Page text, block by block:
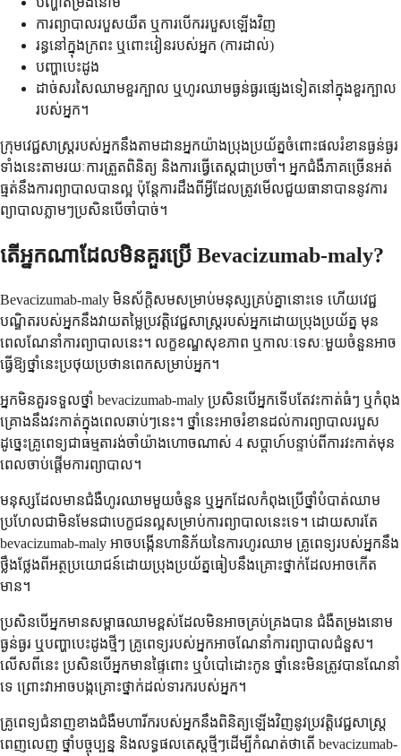
ការព្យាបាលរបួសយឺត ឬការបើកររបួសឡើងវិញ
រន្ធនៅក្នុងក្រពះ ឬពោះវៀនរបស់អ្នក (ការដាល់)
បញ្ហាបេះដូង
ដាច់សរសៃឈាមខួរក្បាល ឬហូរឈាមធ្ងន់ធ្ងរផ្សេងទៀតនៅក្នុងខួរក្បាល
របស់អ្នក។
ក្រុមវេជ្ជសាស្ត្ររបស់អ្នកនឹងតាមដានអ្នកយ៉ាងប្រុងប្រយ័ត្នចំពោះផលរំខានធ្ងន់ធ្ងរ
ទាំងនេះតាមរយៈការត្រួតពិនិត្យ និងការធ្វើតេស្តជាប្រចាំ។ អ្នកជំងឺភាគច្រើនអត់
ធ្មត់នឹងការព្យាបាលបានល្អ ប៉ុន្តែការដឹងពីអ្វីដែលត្រូវមើលជួយធានាបាននូវការ
ព្យាបាលភ្លាមៗប្រសិនបើចាំបាច់។
តើអ្នកណាដែលមិនគួរប្រើ Bevacizumab-maly?
Bevacizumab-maly មិនស័ក្តិសមសម្រាប់មនុស្សគ្រប់គ្នានោះទេ ហើយវេជ្ជ
បណ្ឌិតរបស់អ្នកនឹងវាយតម្លៃប្រវត្តិវេជ្ជសាស្ត្ររបស់អ្នកដោយប្រុងប្រយ័ត្ន មុន
ពេលណែនាំការព្យាបាលនេះ។ លក្ខខណ្ឌសុខភាព ឬកាលៈទេសៈមួយចំនួនអាច
ធ្វើឱ្យថ្នាំនេះប្រថុយប្រថានពេកសម្រាប់អ្នក។
អ្នក​មិន​គួរ​ទទួល​ថ្នាំ bevacizumab-maly ប្រសិនបើ​អ្នក​ទើបតែ​វះកាត់​ធំៗ ឬ​កំពុង​
គ្រោង​នឹង​វះកាត់​ក្នុង​ពេល​ឆាប់ៗ​នេះ។ ថ្នាំ​នេះ​អាច​រំខាន​ដល់​ការ​ព្យាបាល​របួស
ដូច្នេះ​គ្រូពេទ្យ​ជា​ធម្មតា​រង់ចាំ​យ៉ាង​ហោច​ណាស់ 4 សប្តាហ៍​បន្ទាប់​ពី​ការ​វះកាត់​មុន​
ពេល​ចាប់ផ្តើម​ការ​ព្យាបាល។
មនុស្ស​ដែល​មាន​ជំងឺ​ហូរ​ឈាម​មួយ​ចំនួន ឬ​អ្នក​ដែល​កំពុង​ប្រើ​ថ្នាំ​បំបាត់​ឈាម​
ប្រហែល​ជា​មិន​មែន​ជា​បេក្ខជន​ល្អ​សម្រាប់​ការ​ព្យាបាល​នេះ​ទេ។ ដោយសារ​តែ
bevacizumab-maly អាច​បង្កើន​ហានិភ័យ​នៃ​ការ​ហូរ​ឈាម គ្រូពេទ្យ​របស់​អ្នក​នឹង​
ថ្លឹងថ្លែង​ពី​អត្ថប្រយោជន៍​ដោយ​ប្រុងប្រយ័ត្ន​ធៀប​នឹង​គ្រោះថ្នាក់​ដែលអាច​កើត​
មាន។
ប្រសិនបើ​អ្នក​មាន​សម្ពាធ​ឈាម​ខ្ពស់​ដែល​មិន​អាច​គ្រប់គ្រង​បាន ជំងឺ​តម្រងនោម​
ធ្ងន់ធ្ងរ ឬ​បញ្ហា​បេះដូង​ថ្មីៗ គ្រូពេទ្យ​របស់​អ្នក​អាច​ណែនាំ​ការព្យាបាល​ជំនួស។
លើសពីនេះ ប្រសិនបើ​អ្នក​មាន​ផ្ទៃពោះ ឬ​បំបៅ​ដោះ​កូន ថ្នាំ​នេះ​មិន​ត្រូវ​បាន​ណែនាំ​
ទេ ព្រោះ​វា​អាច​បង្ក​គ្រោះថ្នាក់​ដល់​ទារក​របស់​អ្នក។
គ្រូពេទ្យ​ជំនាញ​ខាង​ជំងឺ​មហារីក​របស់​អ្នក​នឹង​ពិនិត្យ​ឡើងវិញ​នូវ​ប្រវត្តិ​វេជ្ជសាស្ត្រ​
ពេញលេញ ថ្នាំ​បច្ចុប្បន្ន និង​លទ្ធផល​តេស្ត​ថ្មីៗ​ដើម្បី​កំណត់​ថា​តើ bevacizumab-